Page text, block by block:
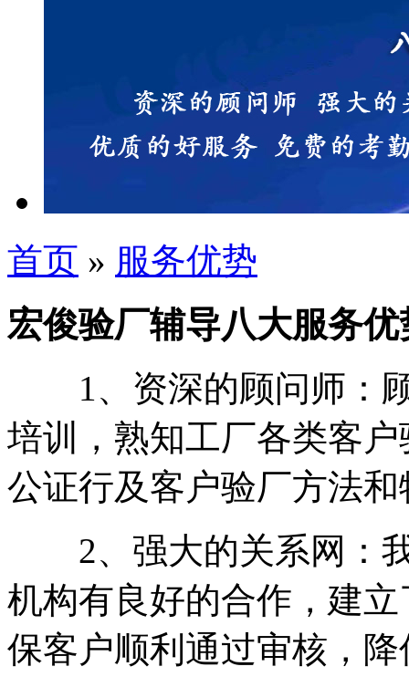
首页 » 服务优势
宏俊验厂辅导八大服务优
1、资深的顾问师：顾
培训，熟知工厂各类客
公证行及客户验厂方法
2、强大的关系网：我
机构有良好的合作，建
保客户顺利通过审核，